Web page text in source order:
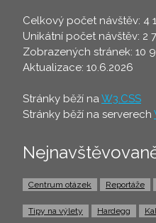
Celkový počet návštěv: 4
Unikátní počet návštěv: 2
Zobrazených stránek: 10
Aktualizace: 10.6.2026
Stránky běží naW3.CSS
Stránky běží na serverech
Centrum otázek Reportáže
Tipy na výlety Hardegg